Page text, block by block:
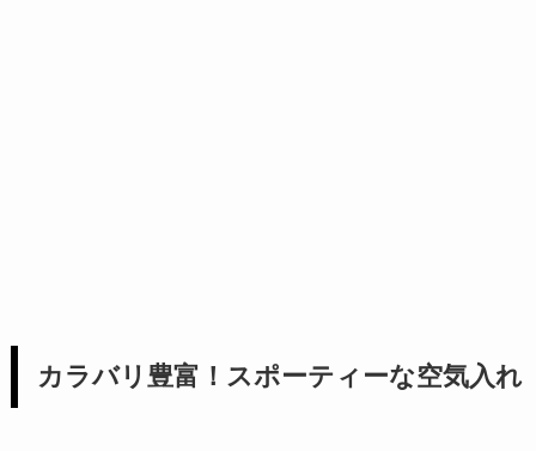
カラバリ豊富！スポーティーな空気入れ